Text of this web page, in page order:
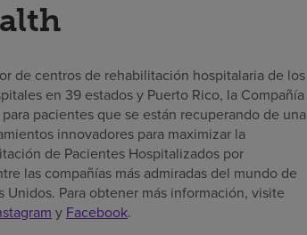
de centros de rehabilitación hospitalaria de los
en 39 estados y Puerto Rico, la Compañía
pacientes que se están recuperando de una
innovadores para maximizar la
de Pacientes Hospitalizados por
las compañías más admiradas del mundo de
Para obtener más información, visite
y Facebook.